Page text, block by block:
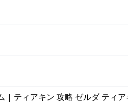
| ティアキン 攻略 ゼルダ ティア